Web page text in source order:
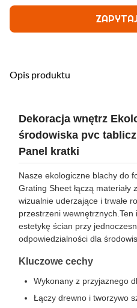
Opis produktu
Dekoracja wnętrz
środowiska pvc
Panel kratki
Nasze ekologiczne blachy do
Grating Sheet łączą materiały
wizualnie uderzające i trwałe
przestrzeni
estetykę ścian przy
odpowiedzialności dla
Kluczowe cechy
Wykonany z przyjaznego
Łączy drewno i tworzywo